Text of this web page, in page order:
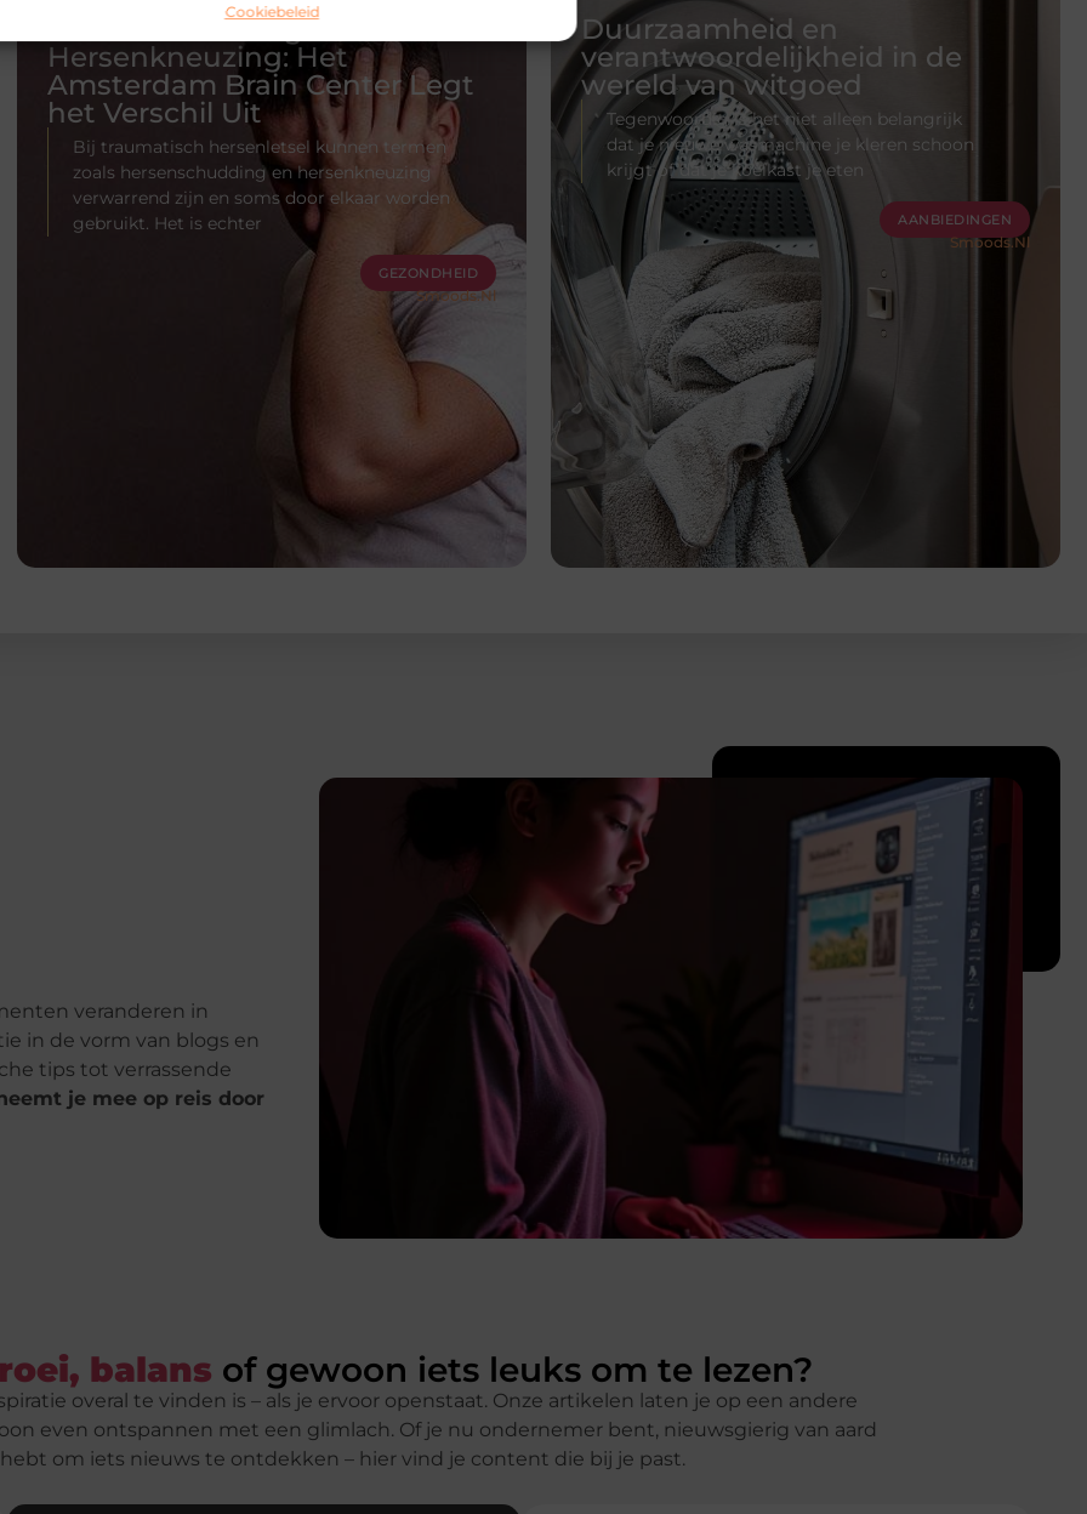
Cookiebeleid
Hersenschudding versus
Hersenkneuzing: Het
Amsterdam Brain Center Legt
het Verschil Uit
Bij traumatisch hersenletsel kunnen termen
zoals hersenschudding en hersenkneuzing
verwarrend zijn en soms door elkaar worden
gebruikt. Het is echter
GEZONDHEID
Smoods.nl
Duurzaamheid en
verantwoordelijkheid in de
wereld van witgoed
Tegenwoordig is het niet alleen belangrijk
dat je nieuwe wasmachine je kleren schoon
krijgt of dat je koelkast je eten
AANBIEDINGEN
Smoods.nl
veranderen in
in de vorm van blogs en
tips tot verrassende
je mee op reis door
balans of gewoon iets leuks om te lezen?
overal te vinden is – als je ervoor openstaat. Onze artikelen laten je op een andere
even ontspannen met een glimlach. Of je nu ondernemer bent, nieuwsgierig van aard
om iets nieuws te ontdekken – hier vind je content die bij je past.